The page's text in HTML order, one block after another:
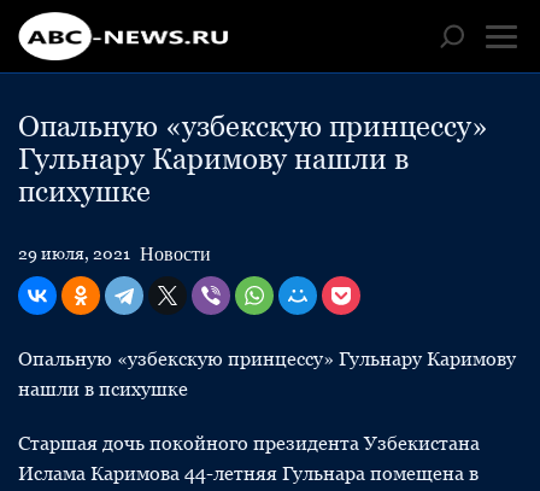
Опальную «узбекскую принцессу»
Гульнару Каримову нашли в
психушке
29 июля, 2021 Новости
Опальную «узбекскую принцессу» Гульнару Каримову
нашли в психушке
Старшая дочь покойного президента Узбекистана
Ислама Каримова 44-летняя Гульнара помещена в